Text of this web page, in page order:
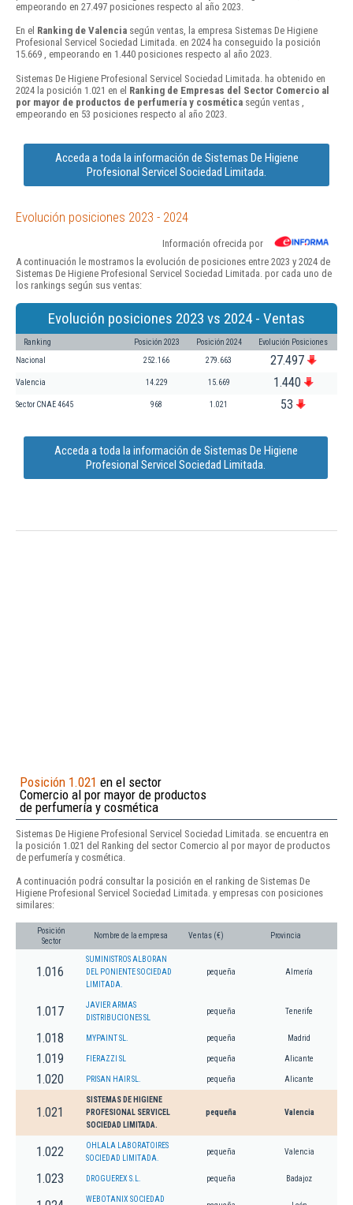
empeorando en 27.497 posiciones respecto al año 2023.
En el Ranking de Valencia según ventas, la empresa Sistemas De Higiene
Profesional Servicel Sociedad Limitada. en 2024 ha conseguido la posición
15.669 , empeorando en 1.440 posiciones respecto al año 2023.
Sistemas De Higiene Profesional Servicel Sociedad Limitada. ha obtenido en
2024 la posición 1.021 en el Ranking de Empresas del Sector Comercio al
por mayor de productos de perfumería y cosmética según ventas ,
empeorando en 53 posiciones respecto al año 2023.
Acceda a toda la información de Sistemas De Higiene
Profesional Servicel Sociedad Limitada.
Evolución posiciones 2023 - 2024
Información ofrecida por
A continuación le mostramos la evolución de posiciones entre 2023 y 2024 de
Sistemas De Higiene Profesional Servicel Sociedad Limitada. por cada uno de
los rankings según sus ventas:
Evolución posiciones 2023 vs 2024 - Ventas
Ranking Posición 2023 Posición 2024 Evolución Posiciones
Nacional 252.166 279.663 27.497
Valencia 14.229 15.669 1.440
Sector CNAE 4645 968 1.021 53
Acceda a toda la información de Sistemas De Higiene
Profesional Servicel Sociedad Limitada.
Posición 1.021 en el sector
Comercio al por mayor de productos
de perfumería y cosmética
Sistemas De Higiene Profesional Servicel Sociedad Limitada. se encuentra en
la posición 1.021 del Ranking del sector Comercio al por mayor de productos
de perfumería y cosmética.
A continuación podrá consultar la posición en el ranking de Sistemas De
Higiene Profesional Servicel Sociedad Limitada. y empresas con posiciones
similares:
Posición
Sector
Nombre de la empresa Ventas (€) Provincia
1.016
SUMINISTROS ALBORAN
DEL PONIENTE SOCIEDAD
LIMITADA.
pequeña Almería
1.017
JAVIER ARMAS
DISTRIBUCIONES SL
pequeña Tenerife
1.018 MYPAINT SL. pequeña Madrid
1.019 FIERAZZI SL pequeña Alicante
1.020 PRISAN HAIR SL. pequeña Alicante
1.021
SISTEMAS DE HIGIENE
PROFESIONAL SERVICEL
SOCIEDAD LIMITADA.
pequeña Valencia
1.022
OHLALA LABORATOIRES
SOCIEDAD LIMITADA.
pequeña Valencia
1.023 DROGUEREX S.L. pequeña Badajoz
WEBOTANIX SOCIEDAD